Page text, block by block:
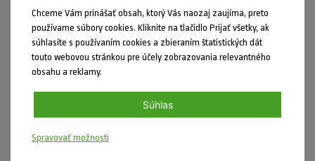
Uverejnil: Anna Uhrinová dňa 21.07.2026
Ako vyzerá budúcnosť fotosyntézy v plastovej dobe?
Chceme Vám prinášať obsah, ktorý Vás naozaj zaujíma, preto
používame súbory cookies. Kliknite na tlačidlo Prijať všetky, ak
súhlasíte s používaním cookies a zbieraním štatistických dát
touto webovou stránkou pre účely zobrazovania relevantného
obsahu a reklamy.
Súhlas
Spravovať možnosti